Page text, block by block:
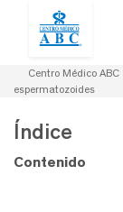
Centro Médico ABC
espermatozoides
Índice
Contenido